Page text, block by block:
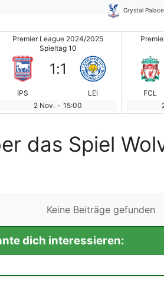
Crystal Palace
Premier League 2024/2025
Spieltag 10
IPS
1:1
LEI
2 Nov. - 15:00
FCL
das Spiel
Keine Beiträge gefunden
dich interessieren: